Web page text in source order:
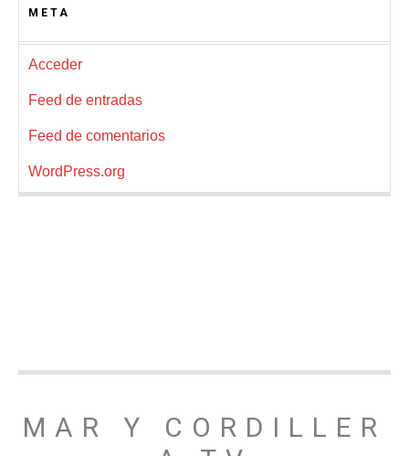
META
Acceder
Feed de entradas
Feed de comentarios
WordPress.org
MAR Y CORDILLER